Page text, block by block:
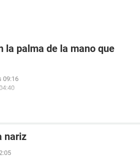
la palma de la mano que
09:16
nariz